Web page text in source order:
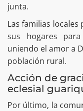
junta.
Las familias
sus hogares
uniendo el amor a
población rural.
Acción de
eclesial
Por último, la